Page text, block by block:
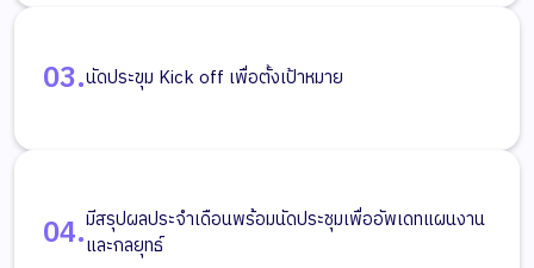
03.นัดประขุม Kick off เพื่อตั้งเป้าหมาย
04.มีสรุปผลประจำเดือนพร้อมนัดประชุมเพื่ออัพเดทแผนงาน
และกลยุทธ์